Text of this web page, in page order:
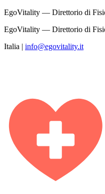
EgoVitality — Direttorio di
EgoVitality — Direttorio di
Italia | info@egovitality.it